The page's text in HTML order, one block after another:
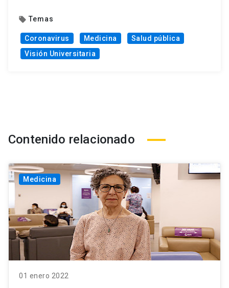
local_offer Temas
Coronavirus Medicina
Salud pública
Visión Universitaria
Contenido relacionado
Medicina
01 enero 2022